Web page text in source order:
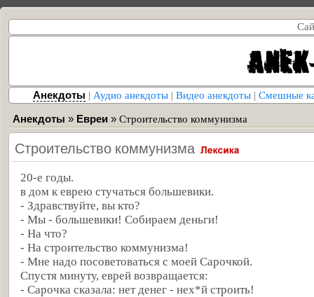
Анекдоты | Аудио анекдоты | Видео анекдоты | Смешные
Анекдоты » Евреи » Строительство коммунизма
Строительство коммунизма
20-е годы.
в дом к еврею стучаться большевики.
- Здравствуйте, вы кто?
- Мы - большевики! Собираем деньги!
- На что?
- На строительство коммунизма!
- Мне надо посоветоваться с моей Сарочкой.
Спустя минуту, еврей возвращается:
- Сарочка сказала: нет денег - нех*й строить!